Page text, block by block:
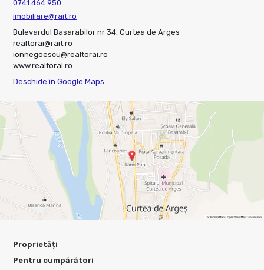
0741 464 950
imobiliare@rait.ro
Bulevardul Basarabilor nr 34, Curtea de Arges
realtorai@rait.ro
ionnegoescu@realtorai.ro
www.realtorai.ro
Deschide în Google Maps
Proprietăți
Pentru cumpărători